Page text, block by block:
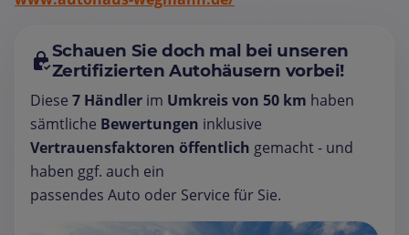
Schauen Sie doch mal bei unseren
Zertifizierten Autohäusern vorbei!
Diese 7 Händler im Umkreis von 50 km haben
sämtliche Bewertungen inklusive
Vertrauensfaktoren öffentlich gemacht - und
haben ggf. auch ein
passendes Auto oder Service für Sie.